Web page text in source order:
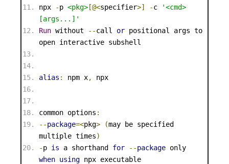
npx
-p <pkg> [@<specifier>] -c '<cmd>
[args...]'
Run without --call or
open interactive subshell
alias : npm x, npx
common options :
--package=<pkg> (may be specified
multiple times)
-p is a shorthand for --package
when using npx executable